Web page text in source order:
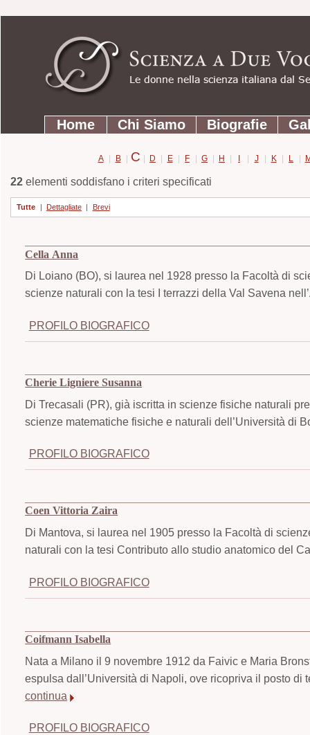
contenuti.
Strumenti
personali
SezioniHome Chi Siamo Biografie
A | B | C | D | E | F | G | H | I | J | K | L |
22elementi soddisfano i criteri specificati
Tutte | Dettagliate | Brevi
Cella Anna
Di Loiano (BO), si laurea nel 1928 presso la Facoltà di
scienze naturali con la tesi I terrazzi della Val Savena
PROFILO BIOGRAFICO
Cherie Ligniere Susanna
Di Trecasali (PR), già iscritta in scienze fisiche naturali
scienze matematiche fisiche e naturali dell’Università di
PROFILO BIOGRAFICO
Coen Vittoria Zaira
Di Mantova, si laurea nel 1905 presso la Facoltà di
naturali con la tesi Contributo allo studio anatomico del
PROFILO BIOGRAFICO
Coifmann Isabella
Nata a Milano il 9 novembre 1912 da Faivic e Maria
espulsa dall’Università di Napoli, ove ricopriva il posto di
continua
PROFILO BIOGRAFICO